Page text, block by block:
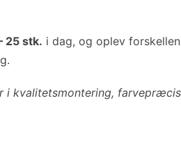
25 stk. i dag, og oplev
i kvalitetsmontering,